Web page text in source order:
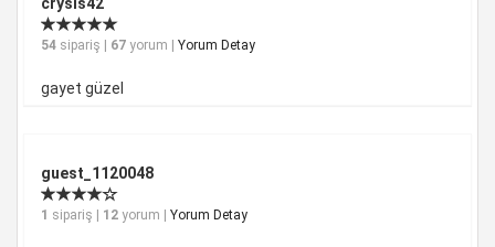
54 sipariş | 67 yorum | Yorum Detay
gayet güzel
guest_1120048
1 sipariş | 12 yorum | Yorum Detay